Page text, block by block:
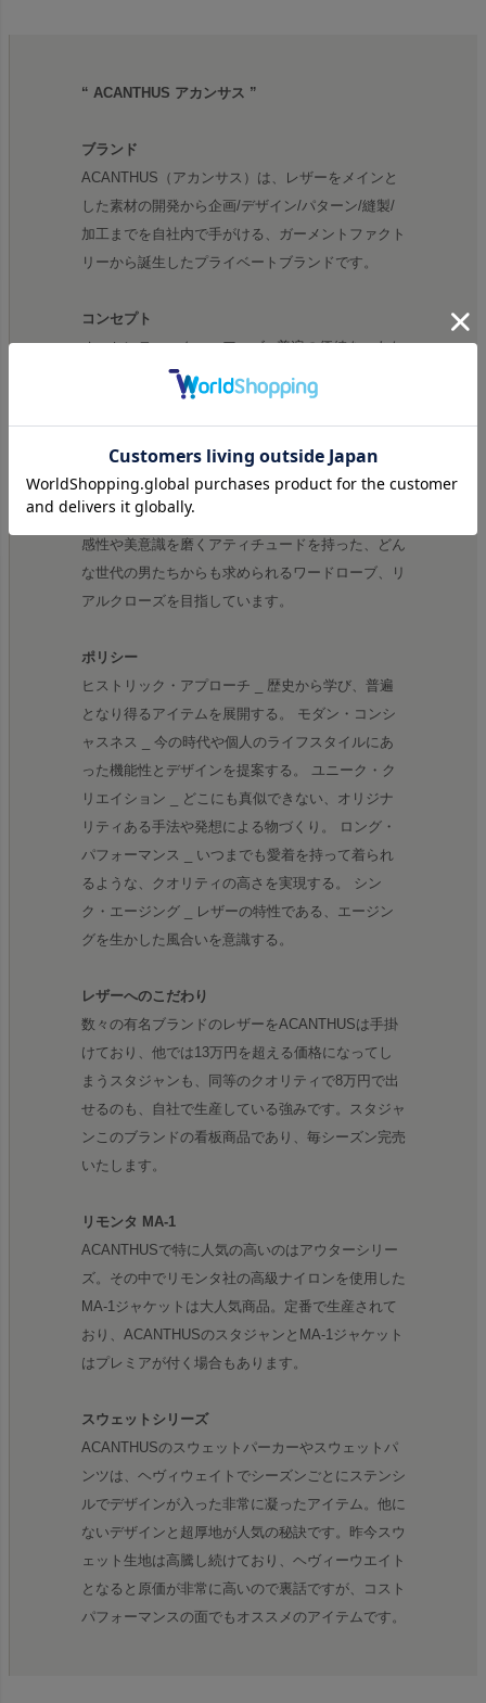
“ ACANTHUS アカンサス ”
ブランド
ACANTHUS（アカンサス）は、レザーをメインと
した素材の開発から企画/デザイン/パターン/縫製/
加工までを自社内で手がける、ガーメントファクト
リーから誕生したプライベートブランドです。
コンセプト
オーセンティック・ユアーズ_ 普遍の価値を、あな
たに。 美しさと、強さと、したたかさ。風や寒さ
に耐える機能と、着るほどになじむ着心地。 傷や
擦れ、シワさえも、美しさに変えてしまう。野生に
最も近い、レザーという希有な素材。 だからこ
そ、日常でさりげなく使って欲しいという、レザー
に一生を打ち込んだ職人からの願いを込めて。常に
感性や美意識を磨くアティチュードを持った、どん
な世代の男たちからも求められるワードローブ、リ
アルクローズを目指しています。
ポリシー
ヒストリック・アプローチ _ 歴史から学び、普遍
となり得るアイテムを展開する。 モダン・コンシ
ャスネス _ 今の時代や個人のライフスタイルにあ
った機能性とデザインを提案する。 ユニーク・ク
リエイション _ どこにも真似できない、オリジナ
リティある手法や発想による物づくり。 ロング・
パフォーマンス _ いつまでも愛着を持って着られ
るような、クオリティの高さを実現する。 シン
ク・エージング _ レザーの特性である、エージン
グを生かした風合いを意識する。
レザーへのこだわり
数々の有名ブランドのレザーをACANTHUSは手掛
けており、他では13万円を超える価格になってし
まうスタジャンも、同等のクオリティで8万円で出
せるのも、自社で生産している強みです。スタジャ
ンこのブランドの看板商品であり、毎シーズン完売
いたします。
リモンタ MA-1
ACANTHUSで特に人気の高いのはアウターシリー
ズ。その中でリモンタ社の高級ナイロンを使用した
MA-1ジャケットは大人気商品。定番で生産されて
おり、ACANTHUSのスタジャンとMA-1ジャケット
はプレミアが付く場合もあります。
スウェットシリーズ
ACANTHUSのスウェットパーカーやスウェットパ
ンツは、ヘヴィウェイトでシーズンごとにステンシ
ルでデザインが入った非常に凝ったアイテム。他に
ないデザインと超厚地が人気の秘訣です。昨今スウ
ェット生地は高騰し続けており、ヘヴィーウエイト
となると原価が非常に高いので裏話ですが、コスト
パフォーマンスの面でもオススメのアイテムです。